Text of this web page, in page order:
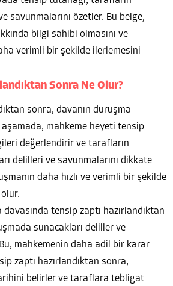
savunmalarını özetler. Bu belge,
bilgi sahibi olmasını ve
verimli bir şekilde ilerlemesini
Sonra Ne Olur?
sonra, davanın duruşma
aşamada, mahkeme heyeti tensip
değerlendirir ve tarafların
delilleri ve savunmalarını dikkate
daha hızlı ve verimli bir şekilde
olur.
tensip zaptı hazırlandıktan
sunacakları deliller ve
mahkemenin daha adil bir karar
zaptı hazırlandıktan sonra,
belirler ve taraflara tebligat